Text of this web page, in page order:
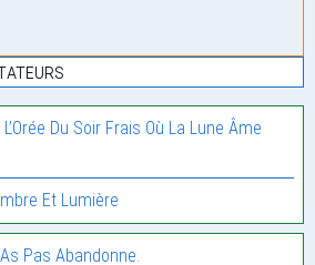
Du Soir Frais Où La Lune Âme
Et Lumière
Pas Abandonne.